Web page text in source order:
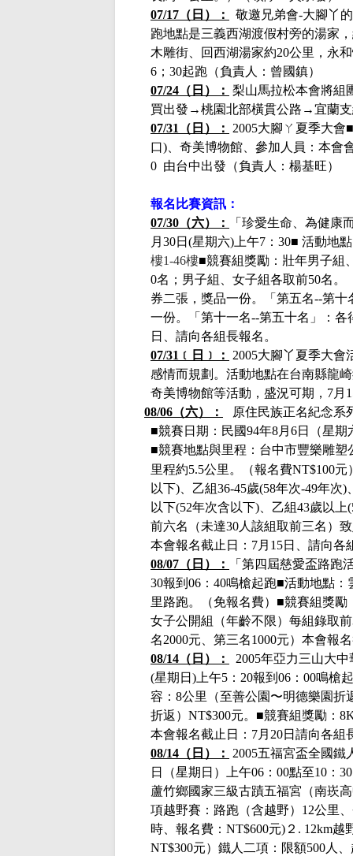
07/17（日）
：
敬邀兄弟會-大腳丫
跑地點是三義西湖渡假村旁的湯家
木雕街、回西湖湯家約20公里，永
6；30起跑（負責人：曾國鎮）
07/24（日）： 梨山馬拉松本會將組
買出發 →桃園北部橫貫公路 →宜蘭
07/31（日）：
2005大腳ㄚ夏季大會■
口)、 奇美博物館 、參加人員：本會
0 由台中出發 （負責人：楊基旺）
報名比賽資訊：
07/30（六）：
「珍愛生命、為健康
月30日 (星期六)上午7：30■ 活動地
樓1-46樓■競賽組獎勵：壯年男子組
0名；男子組、女子組各取前50名
券二張，獎品一份。「第五名--第
一份。「第十一名--第五十名」：
日
、請向各組長報名。
07/31﹝日﹞：
2005大腳丫夏季大
感情而規劃。活動地點在台南縣龍
奇美博物館等活動， 盛況可期， 7月
08/06（六）：
原住民族正名紀念系
■競賽日期： 民國94年8月6日（星期
■競賽地點與里程：台中市豐樂雕塑
里程約5.5公里。（報名費NT$100元
以下)、乙組36-45歲(58年次-49年次
以下(52年次含以下)、乙組43歲以
前六名（未達30人該組取前三名）
本會報名截止日： 7月15日
、請向各
08/07（日）：
「第四屆慈愛盃路跑
30報到06：40鳴槍起跑■活動地點：
里路跑。（免報名費）■競賽組獎
女子公開組（年齡不限）每組錄取
名2000元、第三名1000元）本會報
08/14（日）：
2005年亞力三山大
(星期日)上午5 ： 20報到06：00鳴槍
容： 8公里（至善公園〜明德樂園折
折返）NT$300元。■競賽組獎勵：
本會報名截止日：7月20日 請向各組
08/14（日）：
2005五福宮盃全國
日（星期日）上午06：00點至10：
蘆竹鄉國家三級古蹟五福宮（南崁
項越野賽：路跑（含越野）12公里
時、報名費：NT$600元)２. 12km
NT$300元）鐵人二項：限額500人